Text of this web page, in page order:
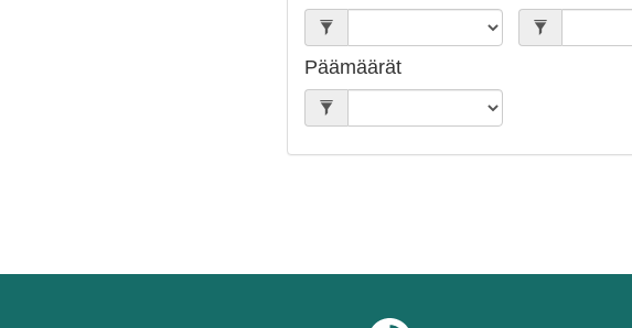
Päämäärät